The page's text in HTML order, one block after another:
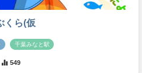
くら(仮
千葉みなと駅
549